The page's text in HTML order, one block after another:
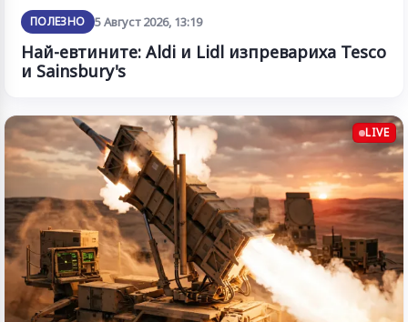
ПОЛЕЗНО 5 Август 2026, 13:19
Най-евтините: Aldi и Lidl изпревариха Tesco
и Sainsbury's
LIVE